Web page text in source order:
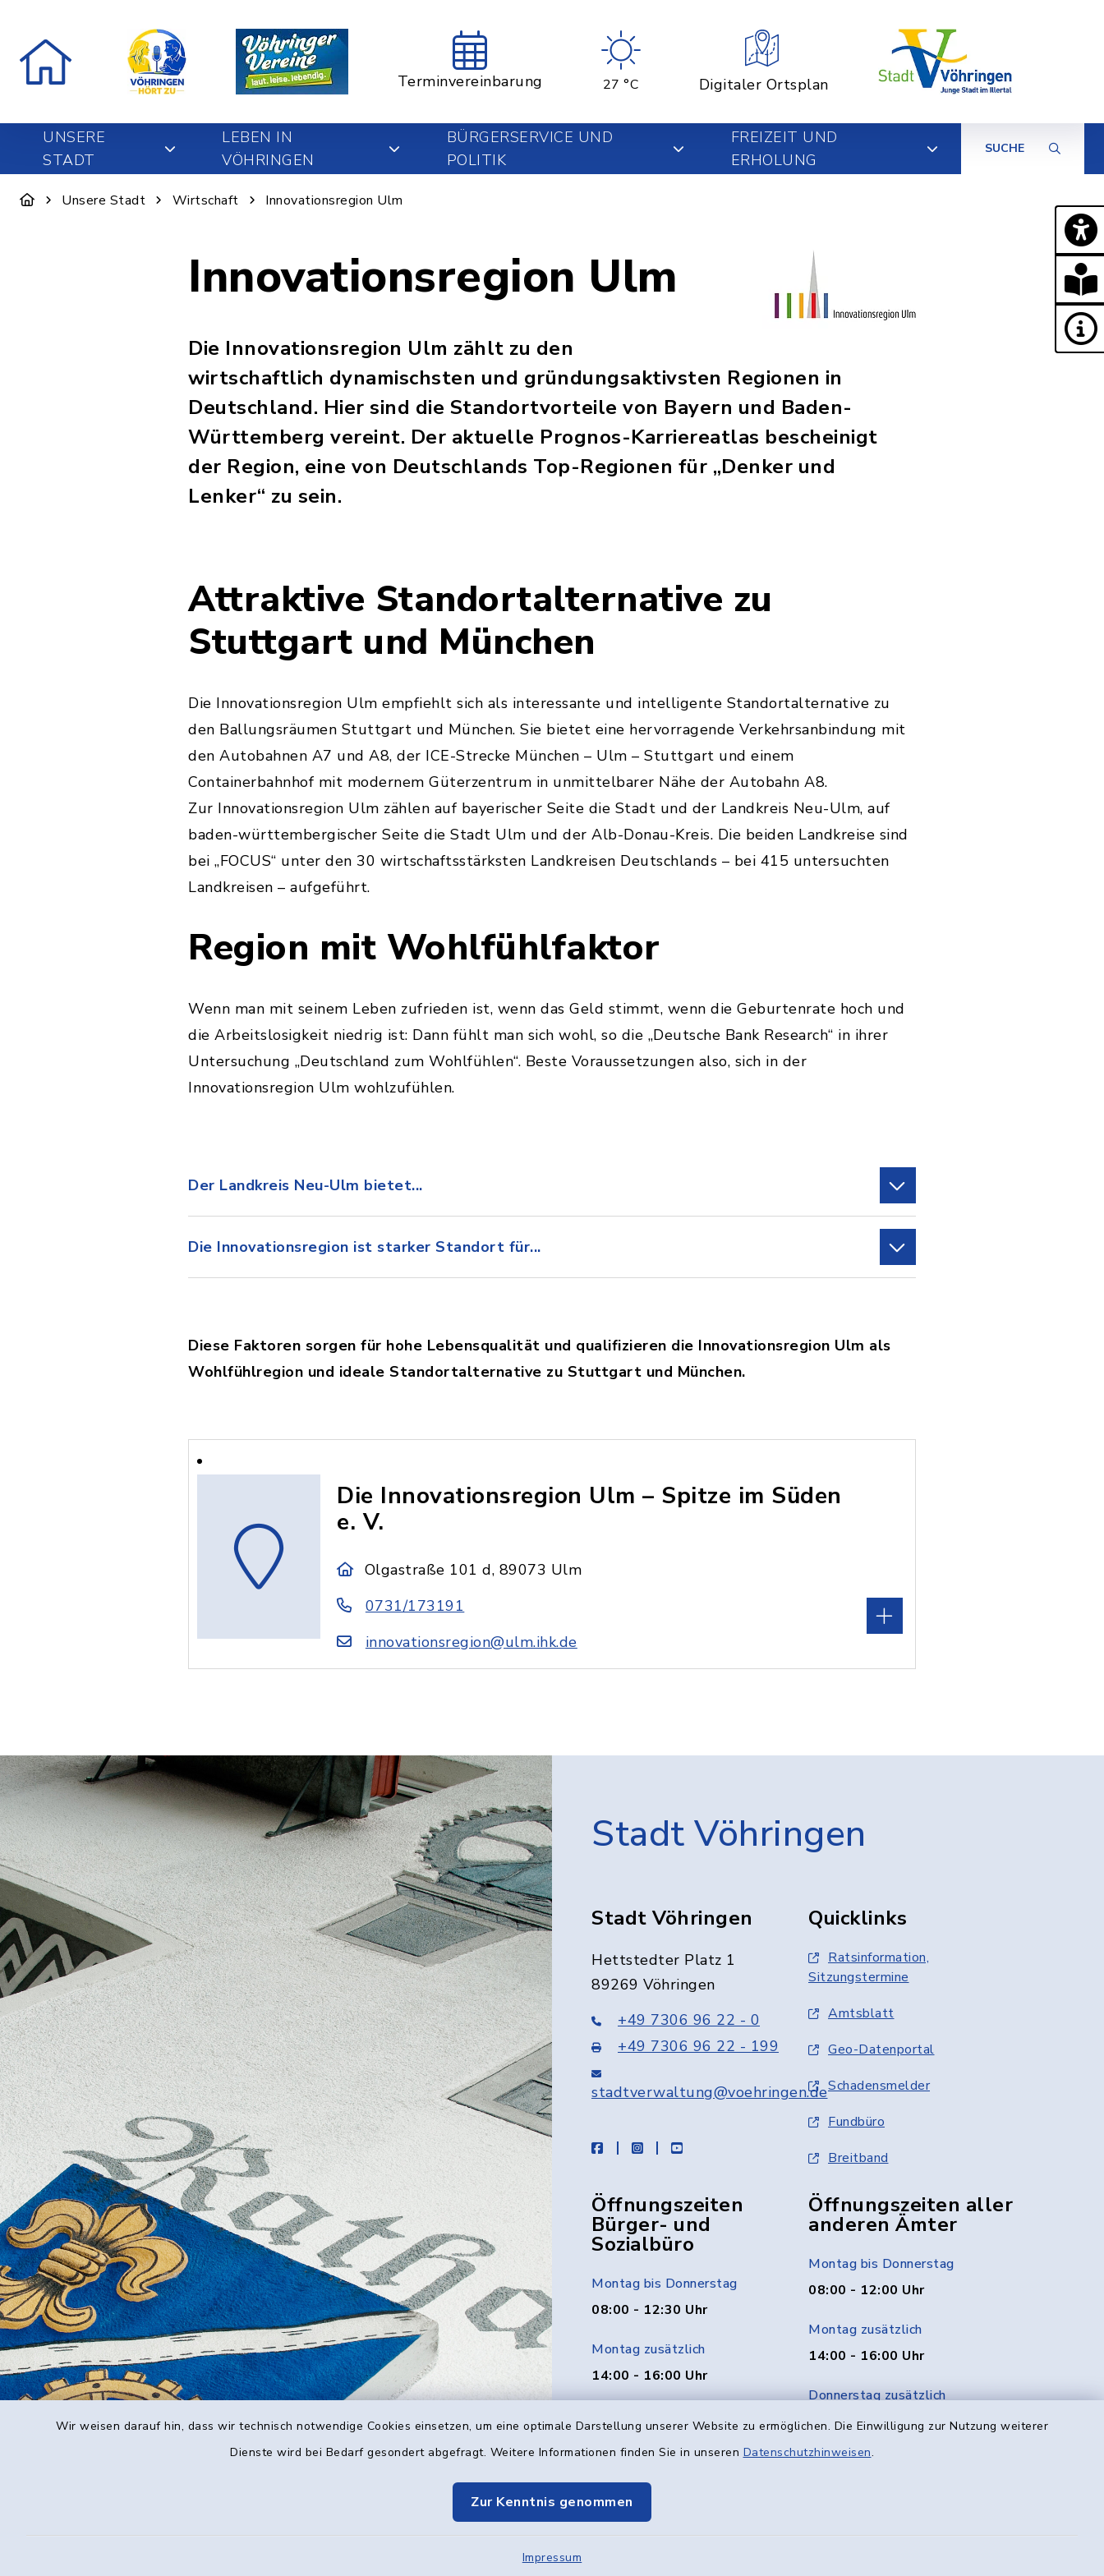
Wir weisen darauf hin, dass wir technisch notwendige Cookies einsetzen, um eine optimale Darstellung unserer Website zu ermöglichen. Die Einwilligung zur Nutzung weiterer
Dienste wird bei Bedarf gesondert abgefragt. Weitere Informationen finden Sie in unseren Datenschutzhinweisen.
Zur Kenntnis genommen
Impressum
Terminvereinbarung 27 °C Digitaler Ortsplan
UNSERE
STADT
LEBEN IN
VÖHRINGEN
BÜRGERSERVICE UND
POLITIK
FREIZEIT UND
ERHOLUNG
SUCHE
Unsere Stadt Wirtschaft Innovationsregion Ulm
Innovationsregion Ulm
Die Innovationsregion Ulm zählt zu den
wirtschaftlich dynamischsten und gründungsaktivsten Regionen in
Deutschland. Hier sind die Standortvorteile von Bayern und Baden-
Württemberg vereint. Der aktuelle Prognos-Karriereatlas bescheinigt
der Region, eine von Deutschlands Top-Regionen für „Denker und
Lenker“ zu sein.
Attraktive Standortalternative zu
Stuttgart und München
Die Innovationsregion Ulm empfiehlt sich als interessante und intelligente Standortalternative zu
den Ballungsräumen Stuttgart und München. Sie bietet eine hervorragende Verkehrsanbindung mit
den Autobahnen A7 und A8, der ICE-Strecke München – Ulm – Stuttgart und einem
Containerbahnhof mit modernem Güterzentrum in unmittelbarer Nähe der Autobahn A8.
Zur Innovationsregion Ulm zählen auf bayerischer Seite die Stadt und der Landkreis Neu-Ulm, auf
baden-württembergischer Seite die Stadt Ulm und der Alb-Donau-Kreis. Die beiden Landkreise sind
bei „FOCUS“ unter den 30 wirtschaftsstärksten Landkreisen Deutschlands – bei 415 untersuchten
Landkreisen – aufgeführt.
Region mit Wohlfühlfaktor
Wenn man mit seinem Leben zufrieden ist, wenn das Geld stimmt, wenn die Geburtenrate hoch und
die Arbeitslosigkeit niedrig ist: Dann fühlt man sich wohl, so die „Deutsche Bank Research“ in ihrer
Untersuchung „Deutschland zum Wohlfühlen“. Beste Voraussetzungen also, sich in der
Innovationsregion Ulm wohlzufühlen.
Der Landkreis Neu-Ulm bietet...
Die Innovationsregion ist starker Standort für...
Diese Faktoren sorgen für hohe Lebensqualität und qualifizieren die Innovationsregion Ulm als
Wohlfühlregion und ideale Standortalternative zu Stuttgart und München.
Die Innovationsregion Ulm – Spitze im Süden
e. V.
Olgastraße 101 d, 89073 Ulm
0731/173191
innovationsregion@ulm.ihk.de
Stadt Vöhringen
Stadt Vöhringen
Hettstedter Platz 1
89269 Vöhringen
+49 7306 96 22 - 0
+49 7306 96 22 - 199
stadtverwaltung@voehringen.de
facebookinstagramyoutube
Quicklinks
Ratsinformation,
Sitzungstermine
Amtsblatt
Geo-Datenportal
Schadensmelder
Fundbüro
Breitband
Öffnungszeiten
Bürger- und
Sozialbüro
Montag bis Donnerstag
08:00 - 12:30 Uhr
Montag zusätzlich
14:00 - 16:00 Uhr
Freitag
08:00 - 12:00 Uhr
Öffnungszeiten aller
anderen Ämter
Montag bis Donnerstag
08:00 - 12:00 Uhr
Montag zusätzlich
14:00 - 16:00 Uhr
Donnerstag zusätzlich
14:00 - 18:00 Uhr
Freitag